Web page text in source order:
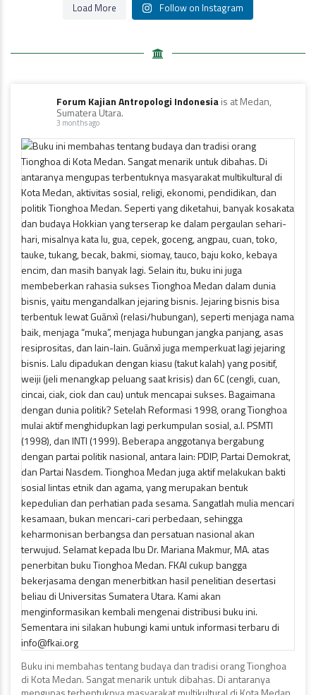
Load More Follow on Instagram
Forum Kajian Antropologi Indonesiais at Medan,
Sumatera Utara.
3 months ago
Buku ini membahas tentang budaya dan tradisi orang Tionghoa
di Kota Medan. Sangat menarik untuk dibahas. Di antaranya